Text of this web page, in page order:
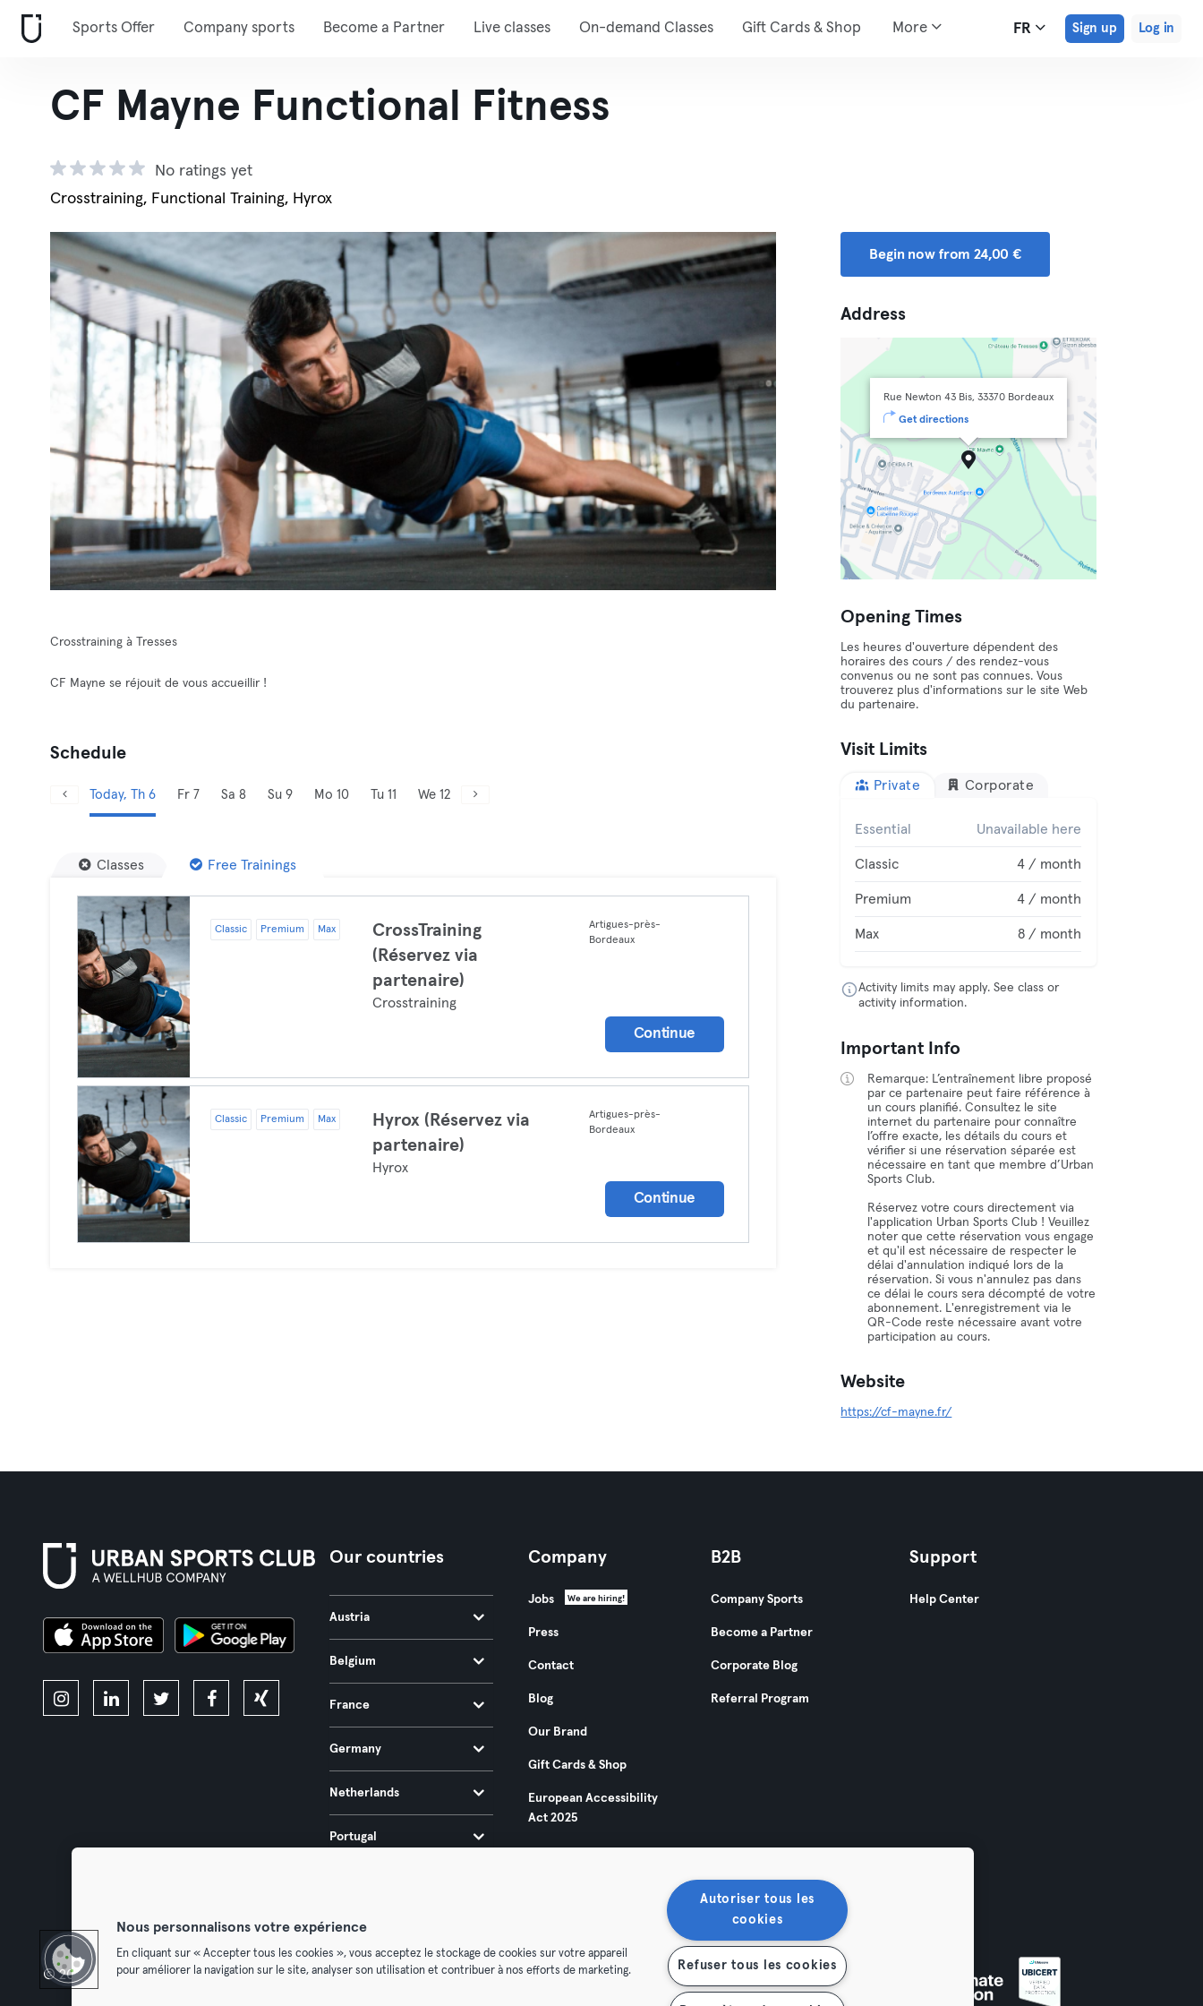
Sports Offer Company sports Become a Partner Live classes On-demand Classes Gift Cards & Shop More FR Sign up Log in
CF Mayne Functional Fitness
No ratings yet
Crosstraining, Functional Training, Hyrox
Crosstraining à Tresses
CF Mayne se réjouit de vous accueillir !
Schedule
Today, Th 6 Fr 7 Sa 8 Su 9 Mo 10 Tu 11 We 12
Classes Free Trainings
Classic Premium Max
CrossTraining
(Réservez via
partenaire)
Crosstraining
Artigues-près-
Bordeaux
Continue
Classic Premium Max
Hyrox (Réservez via
partenaire)
Hyrox
Artigues-près-
Bordeaux
Continue
Begin now from 24,00 €
Address
Rue Newton 43 Bis, 33370 Bordeaux
Get directions
Opening Times
Les heures d'ouverture dépendent des
horaires des cours / des rendez-vous
convenus ou ne sont pas connues. Vous
trouverez plus d'informations sur le site Web
du partenaire.
Visit Limits
Private Corporate
Essential Unavailable here
Classic 4 / month
Premium 4 / month
Max 8 / month
Activity limits may apply. See class or
activity information.
Important Info
Remarque: L’entraînement libre proposé
par ce partenaire peut faire référence à
un cours planifié. Consultez le site
internet du partenaire pour connaître
l’offre exacte, les détails du cours et
vérifier si une réservation séparée est
nécessaire en tant que membre d’Urban
Sports Club.
Réservez votre cours directement via
l'application Urban Sports Club ! Veuillez
noter que cette réservation vous engage
et qu'il est nécessaire de respecter le
délai d'annulation indiqué lors de la
réservation. Si vous n'annulez pas dans
ce délai le cours sera décompté de votre
abonnement. L'enregistrement via le
QR-Code reste nécessaire avant votre
participation au cours.
Website
https://cf-mayne.fr/
Our countries
Austria
Belgium
France
Germany
Netherlands
Portugal
Company
Jobs We are hiring!
Press
Contact
Blog
Our Brand
Gift Cards & Shop
European Accessibility
Act 2025
B2B
Company Sports
Become a Partner
Corporate Blog
Referral Program
Support
Help Center
© 2026 Urban Sports Group GmbH. All rights reserved.
Terms & Conditions Privacy Imprint Terminate contracts here
Nous personnalisons votre expérience
En cliquant sur « Accepter tous les cookies », vous acceptez le stockage de cookies sur votre appareil
pour améliorer la navigation sur le site, analyser son utilisation et contribuer à nos efforts de marketing.
Autoriser tous les
cookies
Refuser tous les cookies